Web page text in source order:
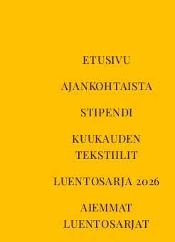
ETUSIVU
AJANKOHTAISTA
STIPENDI
KUUKAUDEN
TEKSTIILIT
LUENTOSARJA 2026
AIEMMAT
LUENTOSARJAT